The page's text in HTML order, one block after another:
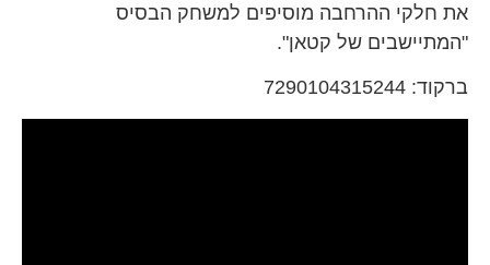
את חלקי ההרחבה מוסיפים למשחק הבסיס
"המתיישבים של קטאן".
ברקוד: 7290104315244